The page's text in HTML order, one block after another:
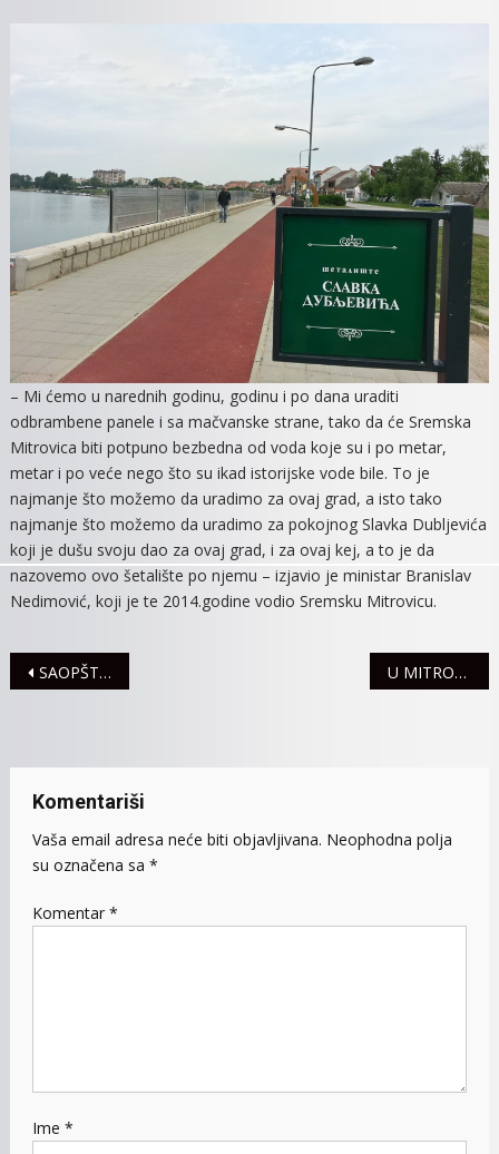
– Mi ćemo u narednih godinu, godinu i po dana uraditi
odbrambene panele i sa mačvanske strane, tako da će Sremska
Mitrovica biti potpuno bezbedna od voda koje su i po metar,
metar i po veće nego što su ikad istorijske vode bile. To je
najmanje što možemo da uradimo za ovaj grad, a isto tako
najmanje što možemo da uradimo za pokojnog Slavka Dubljevića
koji je dušu svoju dao za ovaj grad, i za ovaj kej, a to je da
nazovemo ovo šetalište po njemu – izjavio je ministar Branislav
Nedimović, koji je te 2014.godine vodio Sremsku Mitrovicu.
Navigacija
SAOPŠTENJE ZA JAVNOST SNS ŠABAC U MITROVAČKOM PORODILIŠTU ROĐENO 23 BEBE
Komentariši
Vaša email adresa neće biti objavljivana. Neophodna polja
su označena sa *
Komentar *
Ime *